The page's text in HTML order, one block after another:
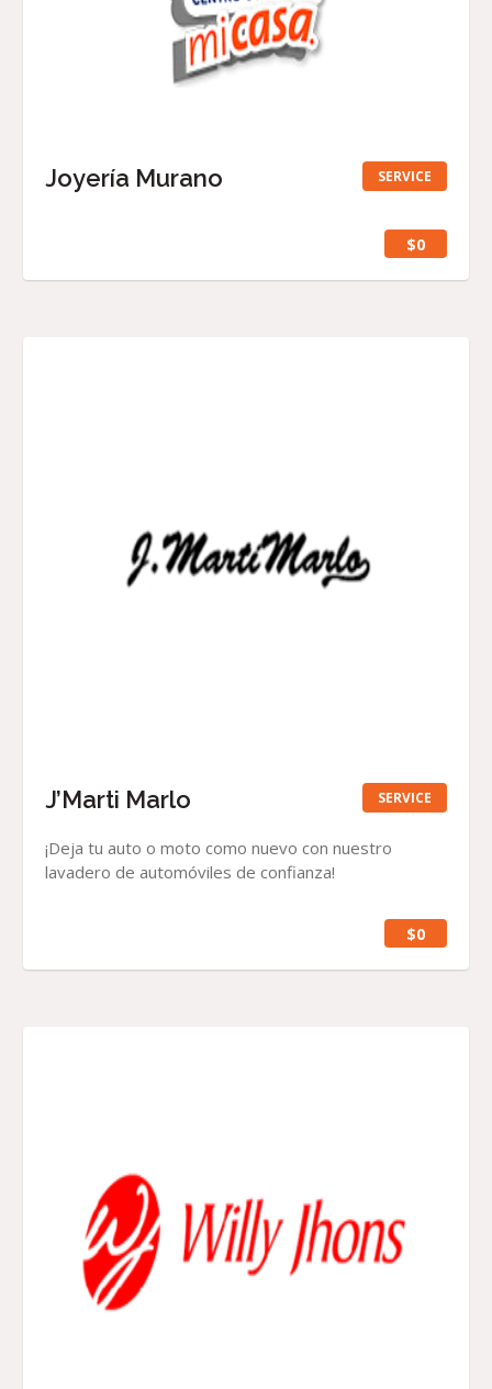
SERVICE
Joyería Murano
$0
SERVICE
J’Marti Marlo
¡Deja tu auto o moto como nuevo con nuestro
lavadero de automóviles de confianza!
$0